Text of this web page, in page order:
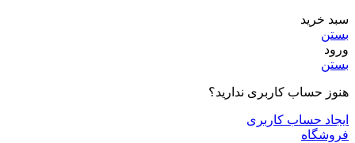
سبد خرید
بستن
ورود
بستن
هنوز حساب کاربری ندارید؟
ایجاد حساب کاربری
فروشگاه